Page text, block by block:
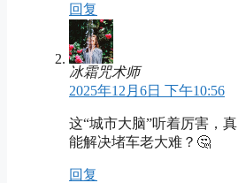
回复
冰霜咒术师
2025年12月6日 下午10:56
这“城市大脑”听着厉害，真
能解决堵车老大难？🤔
回复